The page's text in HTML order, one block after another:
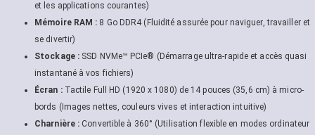
et les applications courantes)
Mémoire RAM : 8 Go DDR4 (Fluidité assurée pour naviguer, travailler et
se divertir)
Stockage : SSD NVMe™ PCIe® (Démarrage ultra-rapide et accès quasi
instantané à vos fichiers)
Écran :Tactile Full HD (1920 x 1080) de 14 pouces (35,6 cm) à micro-
bords (Images nettes, couleurs vives et interaction intuitive)
Charnière : Convertible à 360° (Utilisation flexible en modes ordinateur